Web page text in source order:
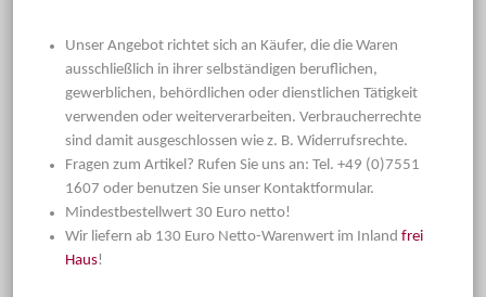
Unser Angebot richtet sich an Käufer, die die Waren
ausschließlich in ihrer selbständigen beruflichen,
gewerblichen, behördlichen oder dienstlichen Tätigkeit
verwenden oder weiterverarbeiten. Verbraucherrechte
sind damit ausgeschlossen wie z. B. Widerrufsrechte.
Fragen zum Artikel? Rufen Sie uns an: Tel. +49 (0)7551
1607 oder benutzen Sie unser Kontaktformular.
Mindestbestellwert 30 Euro netto!
Wir liefern ab 130 Euro Netto-Warenwert im Inland frei
Haus!